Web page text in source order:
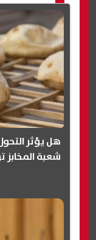
هل يؤثر
شعبة المخابز